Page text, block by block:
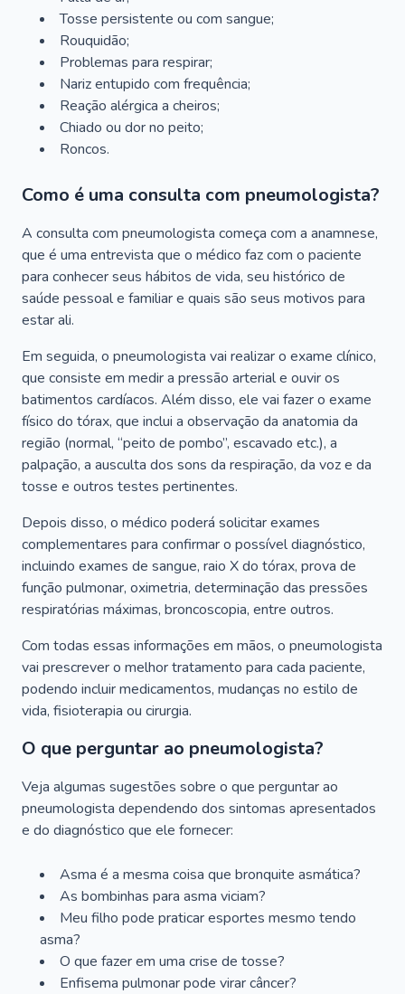
Tosse persistente ou com sangue;
Rouquidão;
Problemas para respirar;
Nariz entupido com frequência;
Reação alérgica a cheiros;
Chiado ou dor no peito;
Roncos.
Como é uma consulta com pneumologista?
A consulta com pneumologista começa com a anamnese,
que é uma entrevista que o médico faz com o paciente
para conhecer seus hábitos de vida, seu histórico de
saúde pessoal e familiar e quais são seus motivos para
estar ali.
Em seguida, o pneumologista vai realizar o exame clínico,
que consiste em medir a pressão arterial e ouvir os
batimentos cardíacos. Além disso, ele vai fazer o exame
físico do tórax, que inclui a observação da anatomia da
região (normal, “peito de pombo”, escavado etc.), a
palpação, a ausculta dos sons da respiração, da voz e da
tosse e outros testes pertinentes.
Depois disso, o médico poderá solicitar exames
complementares para confirmar o possível diagnóstico,
incluindo exames de sangue, raio X do tórax, prova de
função pulmonar, oximetria, determinação das pressões
respiratórias máximas, broncoscopia, entre outros.
Com todas essas informações em mãos, o pneumologista
vai prescrever o melhor tratamento para cada paciente,
podendo incluir medicamentos, mudanças no estilo de
vida, fisioterapia ou cirurgia.
O que perguntar ao pneumologista?
Veja algumas sugestões sobre o que perguntar ao
pneumologista dependendo dos sintomas apresentados
e do diagnóstico que ele fornecer:
Asma é a mesma coisa que bronquite asmática?
As bombinhas para asma viciam?
Meu filho pode praticar esportes mesmo tendo
asma?
O que fazer em uma crise de tosse?
Enfisema pulmonar pode virar câncer?